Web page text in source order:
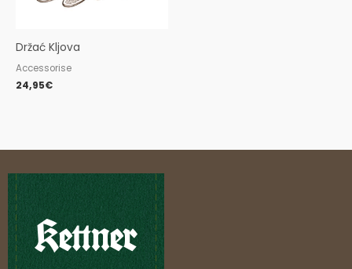
Držać Kljova
Accessorise
24,95€